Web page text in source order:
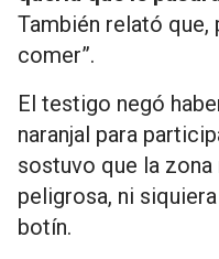
También relató que,
comer”.
El testigo negó
naranjal para
sostuvo que la zona
peligrosa, ni
botín.